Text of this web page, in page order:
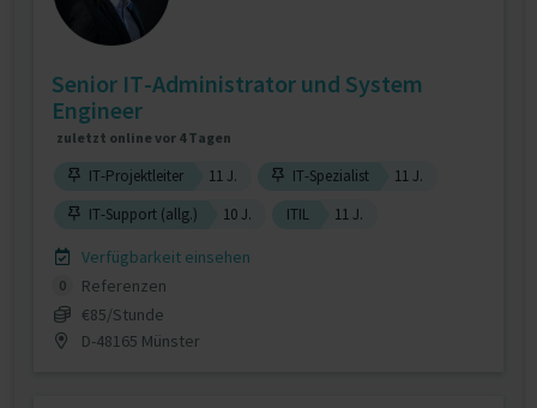
Senior IT-Administrator und System
Engineer
zuletzt online vor 4 Tagen
IT-Projektleiter 11 J. IT-Spezialist
11 J.
IT-Support (allg.)
10 J. ITIL 11 J.
Verfügbarkeit einsehen
0
Referenzen
€85/Stunde
D-48165 Münster